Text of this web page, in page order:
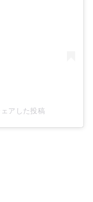
アした投稿